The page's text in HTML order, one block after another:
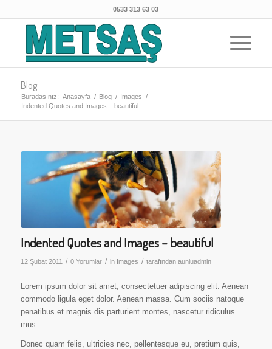
0533 313 63 03
Blog
Buradasınız: Anasayfa / Blog / Images /
Indented Quotes and Images – beautiful
Indented Quotes and Images – beautiful
12 Şubat 2011 / 0 Yorumlar / in Images / tarafından aunluadmin
Lorem ipsum dolor sit amet, consectetuer adipiscing elit. Aenean
commodo ligula eget dolor. Aenean massa. Cum sociis natoque
penatibus et magnis dis parturient montes, nascetur ridiculus
mus.
Donec quam felis, ultricies nec, pellentesque eu, pretium quis,